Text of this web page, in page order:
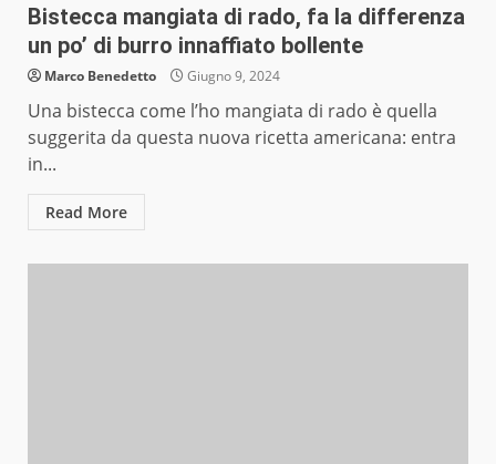
Bistecca mangiata di rado, fa la differenza
un po’ di burro innaffiato bollente
Marco Benedetto Giugno 9, 2024
Una bistecca come l’ho mangiata di rado è quella
suggerita da questa nuova ricetta americana: entra
in...
Read More